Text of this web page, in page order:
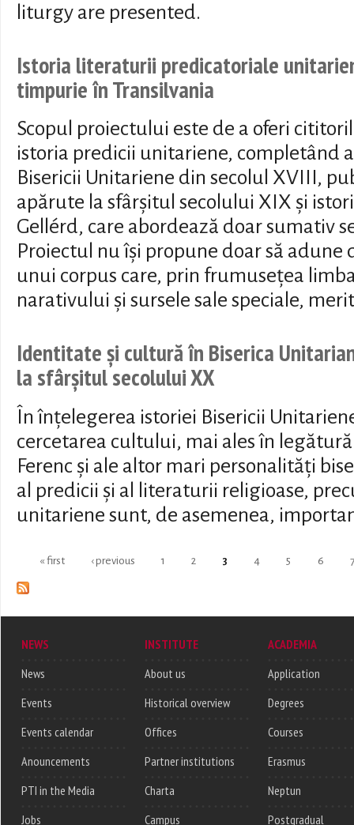
liturgy are presented.
Istoria literaturii predicatoriale
timpurie în Transilvania
Scopul proiectului este de a oferi
istoria predicii unitariene, completând
Bisericii Unitariene din secolul XVIII,
apărute la sfârșitul secolului XIX și
Gellérd, care abordează doar sumativ
Proiectul nu își propune doar să adune
unui corpus care, prin frumusețea
narativului și sursele sale speciale,
Identitate și cultură în Biserica
la sfârșitul secolului XX
În înțelegerea istoriei Bisericii
cercetarea cultului, mai ales în
Ferenc și ale altor mari personalități
al predicii și al literaturii religioase,
unitariene sunt, de asemenea,
Pages
« first ‹ previous 1 2 3 4 5 6 7
NEWS
News
Events
Events calendar
Anouncements
PTI in the Media
Jobs
INSTITUTE
About us
Historical overview
Offices
Partner institutions
Charta
Campus
ACADEMIA
Application
Degrees
Courses
Erasmus
Neptun
Postgradual